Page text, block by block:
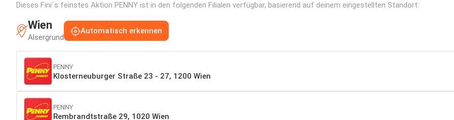
Dieses Fini´s feinstes Aktion PENNY ist in den folgenden Filialen verfügbar, basierend auf deinem eingestellten Standort:
Wien
Alsergrund
Automatisch erkennen
PENNY
Klosterneuburger Straße 23 - 27, 1200 Wien
PENNY
Rembrandtstraße 29, 1020 Wien